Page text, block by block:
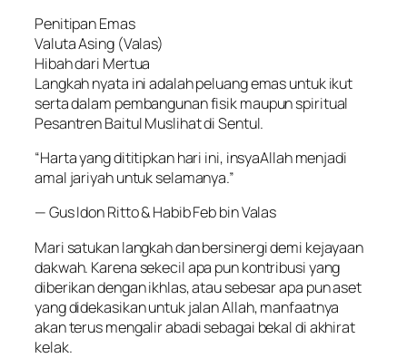
Penitipan Emas
Valuta Asing (Valas)
Hibah dari Mertua
Langkah nyata ini adalah peluang emas untuk ikut
serta dalam pembangunan fisik maupun spiritual
Pesantren Baitul Muslihat di Sentul.
“Harta yang dititipkan hari ini, insyaAllah menjadi
amal jariyah untuk selamanya.”
— Gus Idon Ritto & Habib Feb bin Valas
Mari satukan langkah dan bersinergi demi kejayaan
dakwah. Karena sekecil apa pun kontribusi yang
diberikan dengan ikhlas, atau sebesar apa pun aset
yang didekasikan untuk jalan Allah, manfaatnya
akan terus mengalir abadi sebagai bekal di akhirat
kelak.